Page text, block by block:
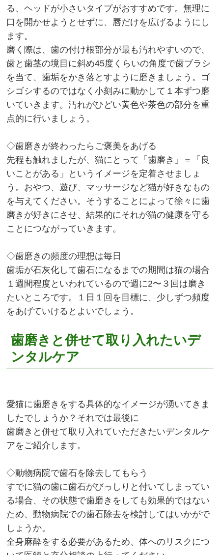
る、ヘッドが小さいタイプがおすすめです。無理に
口を開かせようとせずに、唇だけを広げるようにし
ます。
磨く際は、歯の付け根部分が最も汚れやすいので、
歯と歯茎の境目に斜め45度くらいの角度で歯ブラシ
を当て、歯垢をかき落とすように磨きましょう。ゴ
シゴシするのではなく小刻みに動かして１本ずつ磨
いていきます。汚れがひどい黄色や茶色の部分を重
点的に行いましょう。
◇歯磨きが終わったらご褒美をあげる
先程も触れましたが、猫にとって「歯磨き」＝「良
いことがある」というイメージを定着させましょ
う。おやつ、遊び、マッサージなど猫が好きなもの
を与えてください。そうすることによって徐々に歯
磨きが好きにさせ、結果的にそれが猫の健康を守る
ことにつながっていきます。
◇歯磨きの頻度の理想は毎日
歯垢が石灰化して歯石になるまでの期間は猫の場合
１週間程度といわれているので週に2〜３回は磨き
たいところです。１日１回を目標に、少しずつ頻度
をあげていけるとよいでしょう。
歯磨きと併せて取り入れたいデ
ンタルケア
愛猫に歯磨きをする具体的なイメージが湧いてきま
したでしょうか？それでは最後に
歯磨きと併せて取り入れていただきたいデンタルケ
アをご紹介します。
◇動物病院で歯石を除去してもらう
すでに猫の歯に歯石がびっしりと付いてしまってい
る場合、その状態で歯磨きをしても効果的ではない
ため、動物病院での歯石除去を検討してはいかがで
しょうか。
全身麻酔をする必要があるため、体へのリスクにつ